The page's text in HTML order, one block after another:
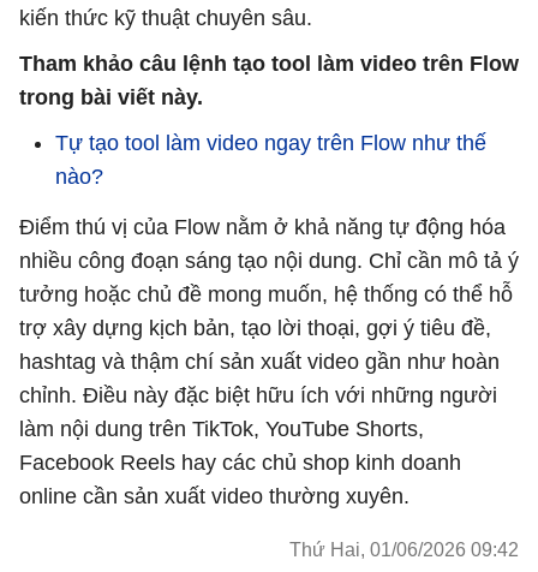
kiến thức kỹ thuật chuyên sâu.
Tham khảo câu lệnh tạo tool làm video trên Flow
trong bài viết này.
Tự tạo tool làm video ngay trên Flow như thế
nào?
Điểm thú vị của Flow nằm ở khả năng tự động hóa
nhiều công đoạn sáng tạo nội dung. Chỉ cần mô tả ý
tưởng hoặc chủ đề mong muốn, hệ thống có thể hỗ
trợ xây dựng kịch bản, tạo lời thoại, gợi ý tiêu đề,
hashtag và thậm chí sản xuất video gần như hoàn
chỉnh. Điều này đặc biệt hữu ích với những người
làm nội dung trên TikTok, YouTube Shorts,
Facebook Reels hay các chủ shop kinh doanh
online cần sản xuất video thường xuyên.
Thứ Hai, 01/06/2026 09:42